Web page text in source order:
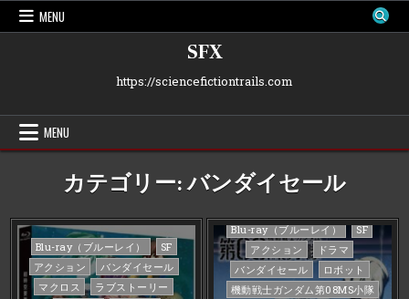
Skip
MENU
SFX
https://sciencefictiontrails.com
MENU
カテゴリー:バンダイセール
Posted
in
Blu-ray（ブルーレイ）
SF
アクション
バンダイセール
マクロス
ラブストーリー
Posted
in
Blu-ray（ブルーレイ）
SF
アクション
ドラマ
バンダイセール
ロボット
機動戦士ガンダム第08MS小隊